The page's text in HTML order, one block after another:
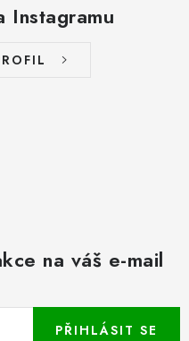
Instagramu
na váš e-mail
PŘIHLÁSIT SE